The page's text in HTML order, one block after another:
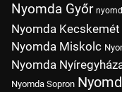
Nyomda Győr
Nyomda Kecskemét
Nyomda Miskolc
Nyomda
Nyomda Sopron